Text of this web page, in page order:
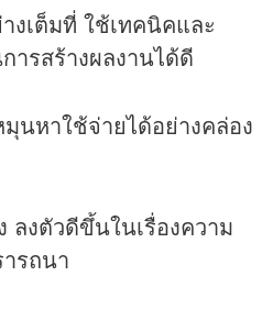
เต็มที่ ใช้เทคนิคและ
ารสร้างผลงานได้ดี
หาใช้จ่ายได้อย่างคล่อง
งตัวดีขึ้นในเรื่องความ
รถนา